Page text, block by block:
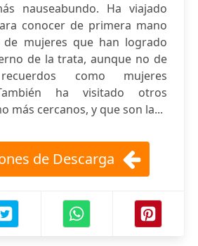
nauseabundo. Ha viajado
conocer de primera mano
mujeres que han logrado
de la trata, aunque no de
como mujeres
ha visitado otros
más cercanos, y que son la...
de Descarga